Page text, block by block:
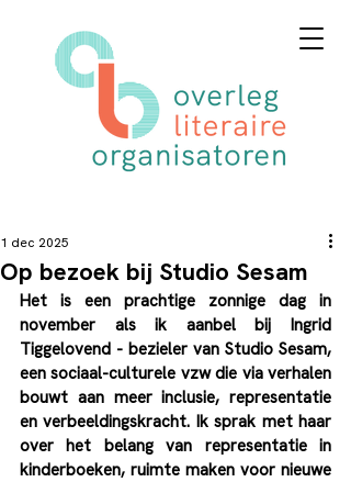
Op bezoek bij Studio Sesam
1 dec 2025
Het is een prachtige zonnige dag in
november als ik aanbel bij Ingrid
Tiggelovend - bezieler van Studio Sesam,
een sociaal-culturele vzw die via verhalen
bouwt aan meer inclusie, representatie
en verbeeldingskracht. Ik sprak met haar
over het belang van representatie in
kinderboeken, ruimte maken voor nieuwe